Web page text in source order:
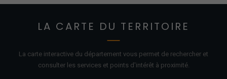
LA CARTE DU TERRITOIRE
La carte interactive du département vous permet de rechercher et
consulter les services et points d'intérêt à proximité.